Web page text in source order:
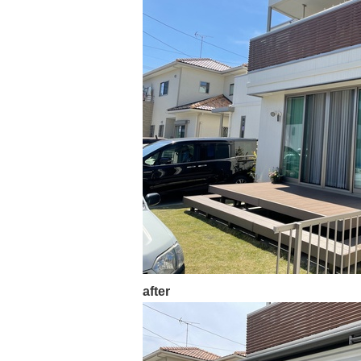
after